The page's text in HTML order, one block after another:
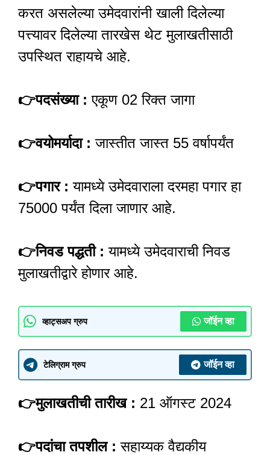
करत असलेल्या उमेदवारांनी खाली दिलेल्या
पत्त्यावर दिलेल्या तारखेस थेट मुलाखतीसाठी
उपस्थित राहायचे आहे.
👉पदसंख्या : एकूण 02 रिक्त जागा
👉वयोमर्यादा : जास्तीत जास्त 55 वर्षापर्यंत
👉पगार : यामध्ये उमेदवाराला दरमहा पगार हा
75000 पर्यंत दिला जाणार आहे.
👉निवड पद्धती : यामध्ये उमेदवाराची निवड
मुलाखतीद्वारे होणार आहे.
व्हाट्सअप ग्रुप जॉईन व्हा
टेलिग्राम ग्रुप जॉईन व्हा
👉मुलाखतीची तारीख : 21 ऑगस्ट 2024
👉पदांचा तपशील :सहाय्यक वैद्यकीय